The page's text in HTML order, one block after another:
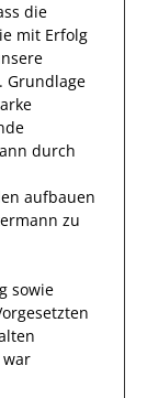
die
mit Erfolg
Grundlage
durch
aufbauen
zu
sowie
war